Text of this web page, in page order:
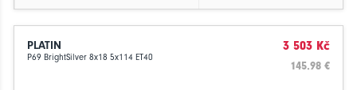
PLATIN
P69 BrightSilver 8x18 5x114 ET40
3 503 Kč
145.98 €